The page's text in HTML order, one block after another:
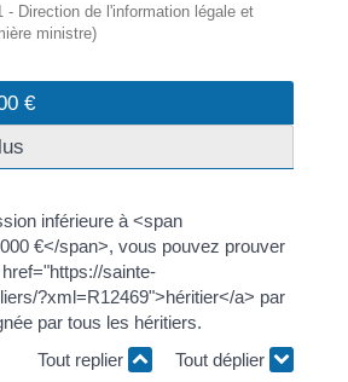
- Direction de l'information légale et
ministre)
€
inférieure à <span
€</span>, vous pouvez prouver
sainte-
?xml=R12469">héritier</a> par
par tous les héritiers.
Tout replier
Tout déplier